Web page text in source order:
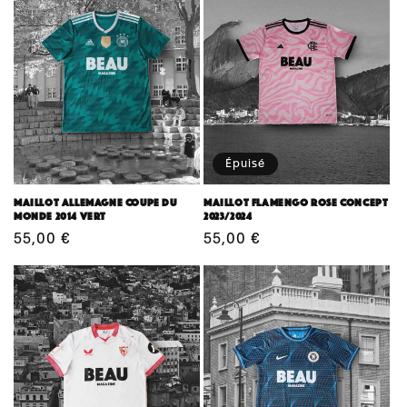
Maillot Allemagne coupe du
monde 2014 vert
Prix
55,00 €
Épuisé
Maillot Flamengo Rose Concept
2023/2024
Prix
55,00 €